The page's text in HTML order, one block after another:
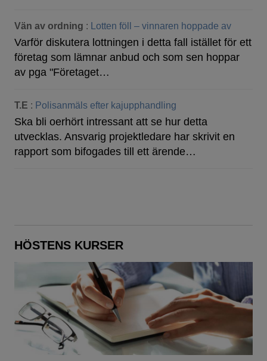
Vän av ordning : Lotten föll – vinnaren hoppade av
Varför diskutera lottningen i detta fall istället för ett
företag som lämnar anbud och som sen hoppar
av pga "Företaget…
T.E : Polisanmäls efter kajupphandling
Ska bli oerhört intressant att se hur detta
utvecklas. Ansvarig projektledare har skrivit en
rapport som bifogades till ett ärende…
HÖSTENS KURSER